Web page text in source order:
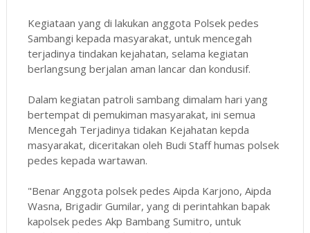
Kegiataan yang di lakukan anggota Polsek pedes
Sambangi kepada masyarakat, untuk mencegah
terjadinya tindakan kejahatan, selama kegiatan
berlangsung berjalan aman lancar dan kondusif.
Dalam kegiatan patroli sambang dimalam hari yang
bertempat di pemukiman masyarakat, ini semua
Mencegah Terjadinya tidakan Kejahatan kepda
masyarakat, diceritakan oleh Budi Staff humas polsek
pedes kepada wartawan.
"Benar Anggota polsek pedes Aipda Karjono, Aipda
Wasna, Brigadir Gumilar, yang di perintahkan bapak
kapolsek pedes Akp Bambang Sumitro, untuk